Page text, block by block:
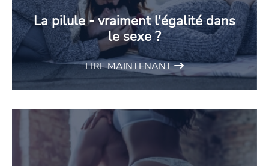
La pilule - vraiment l'égalité dans
le sexe ?
LIRE MAINTENANT